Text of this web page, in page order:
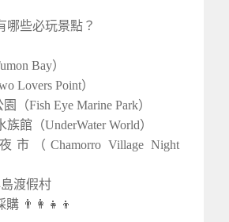
哪些必玩景點？
Bay）
Lovers Point）
（Fish Eye Marine Park）
館（UnderWater World）
（Chamorro Village Night
渡假村
👨‍👩‍👧‍👦